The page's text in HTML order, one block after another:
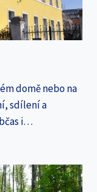
domě nebo na
sdílení a
i…